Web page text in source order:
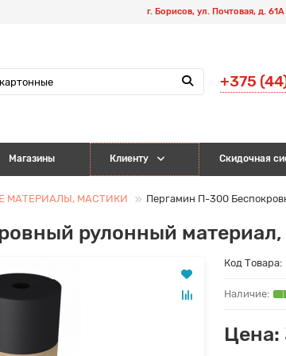
г. Борисов, ул. Почтовая, д. 61А
+375
Магазины Клиенту Скидочная
МАТЕРИАЛЫ, МАСТИКИ Пергамин П-300
рулонный
Код Товара:
Цена: